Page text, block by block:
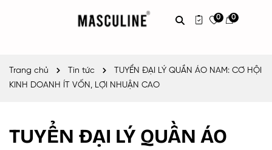
0 0
Trang chủ Tin tức
TUYỂN ĐẠI LÝ QUẦN ÁO NAM: CƠ HỘI
KINH DOANH ÍT VỐN, LỢI NHUẬN CAO
TUYỂN ĐẠI LÝ QUẦN ÁO